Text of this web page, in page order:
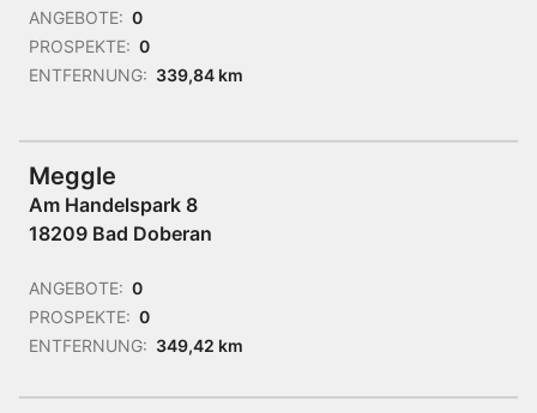
ANGEBOTE: 0
PROSPEKTE: 0
ENTFERNUNG: 339,84 km
Meggle
Am Handelspark 8
18209 Bad Doberan
ANGEBOTE: 0
PROSPEKTE: 0
ENTFERNUNG: 349,42 km